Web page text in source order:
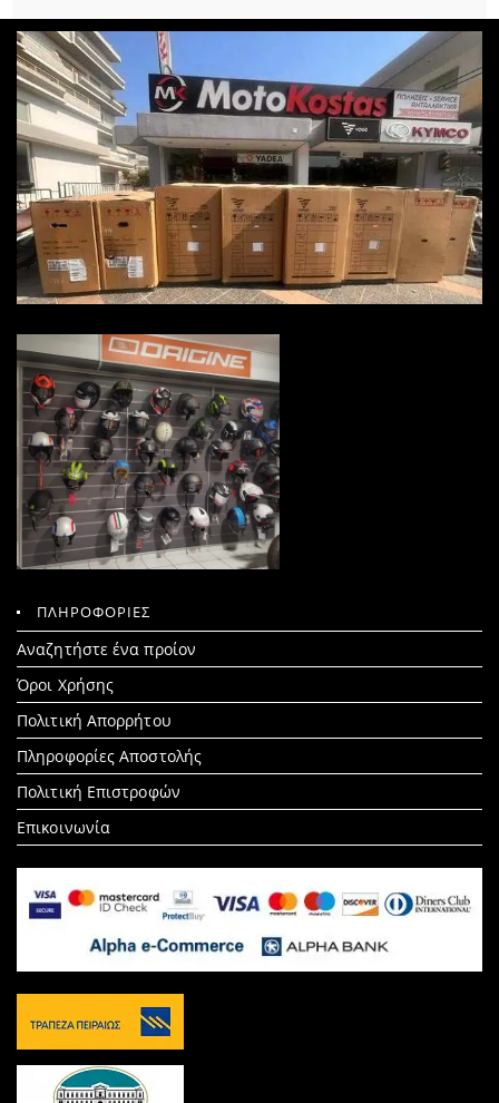
ΠΛΗΡΟΦΟΡΙΕΣ
Αναζητήστε ένα προίον
Search
for:
Όροι Χρήσης
Πολιτική Απορρήτου
Πληροφορίες Αποστολής
Πολιτική Επιστροφών
Επικοινωνία